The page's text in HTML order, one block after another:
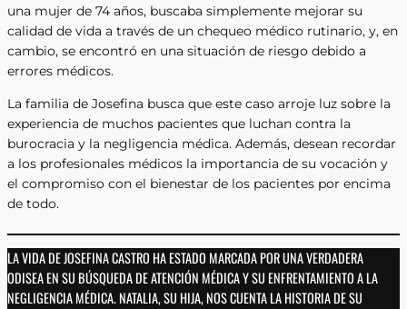
una mujer de 74 años, buscaba simplemente mejorar su
calidad de vida a través de un chequeo médico rutinario, y, en
cambio, se encontró en una situación de riesgo debido a
errores médicos.
La familia de Josefina busca que este caso arroje luz sobre la
experiencia de muchos pacientes que luchan contra la
burocracia y la negligencia médica. Además, desean recordar
a los profesionales médicos la importancia de su vocación y
el compromiso con el bienestar de los pacientes por encima
de todo.
LA VIDA DE JOSEFINA CASTRO HA ESTADO MARCADA POR UNA VERDADERA
ODISEA EN SU BÚSQUEDA DE ATENCIÓN MÉDICA Y SU ENFRENTAMIENTO A LA
NEGLIGENCIA MÉDICA. NATALIA, SU HIJA, NOS CUENTA LA HISTORIA DE SU